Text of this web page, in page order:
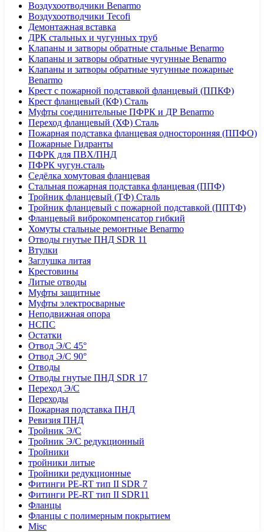
Воздухоотводчики Benarmo
Воздухоотводчики Tecofi
Демонтажная вставка
ДРК стальных и чугунных труб
Клапаны и затворы обратные стальные Benarmo
Клапаны и затворы обратные чугунные Benarmo
Клапаны и затворы обратные чугунные пожарные
Benarmo
Крест с пожарной подставкой фланцевый (ППКФ)
Крест фланцевый (КФ) Сталь
Муфты соединительные ПФРК и ДР Benarmo
Переход фланцевый (ХФ) Сталь
Пожарная подставка фланцевая односторонняя (ППФО)
Пожарные Гидранты
ПФРК для ПВХ/ПНД
ПФРК чугун.сталь
Седёлка хомутовая фланцевая
Стальная пожарная подставка фланцевая (ППФ)
Тройник фланцевый (ТФ) Сталь
Тройник фланцевый с пожарной подставкой (ППТФ)
Фланцевый виброкомпенсатор гибкий
Хомуты стальные ремонтные Benarmo
Отводы гнутые ПНД SDR 11
Втулки
Заглушка литая
Крестовины
Литые отводы
Муфты защитные
Муфты электросварные
Неподвижная опора
НСПС
Остатки
Отвод Э/С 45°
Отвод Э/С 90°
Отводы
Отводы гнутые ПНД SDR 17
Переход Э/С
Переходы
Пожарная подставка ПНД
Ревизия ПНД
Тройник Э/С
Тройник Э/С редукционный
Тройники
тройники литые
Тройники редукционные
Фитинги PE-RT тип II SDR 7
Фитинги PE-RT тип II SDR11
Фланцы
Фланцы с полимерным покрытием
Misc